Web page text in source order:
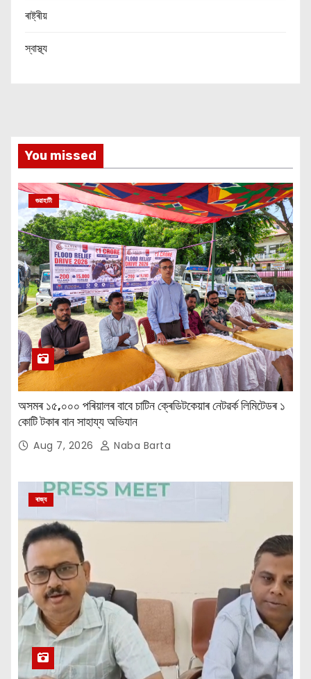
ৰাষ্ট্ৰীয়
স্বাস্থ্য
You missed
গুৱাহাটী
অসমৰ ১৫,০০০ পৰিয়ালৰ বাবে চাটিন ক্ৰেডিটকেয়াৰ নেটৱৰ্ক লিমিটেডৰ ১
কোটি টকাৰ বান সাহায্য অভিযান
Aug 7, 2026 Naba Barta
ৰাজ্য